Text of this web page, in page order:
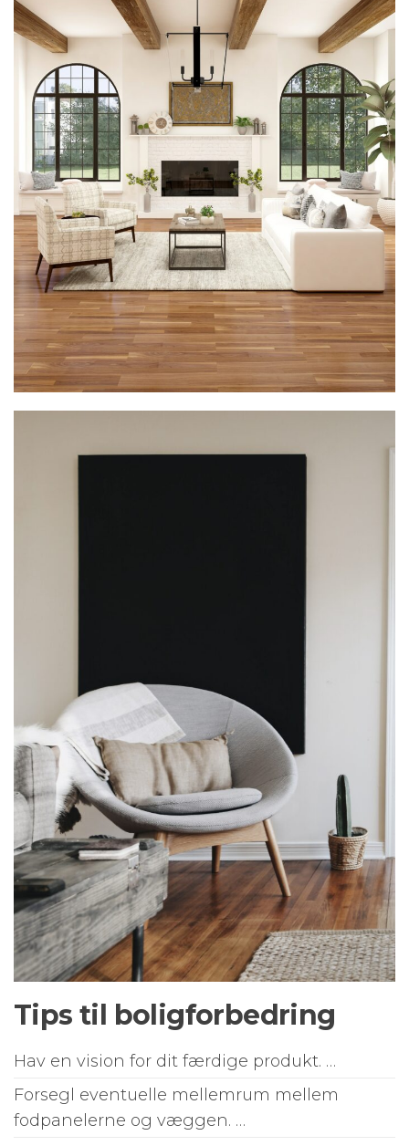
Tips til boligforbedring
Hav en vision for dit færdige produkt. …
Forsegl eventuelle mellemrum mellem
fodpanelerne og væggen. …